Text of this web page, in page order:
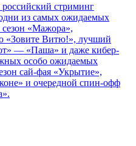
стриминг
из самых ожидаемых
сезон «Мажора»,
«Зовите Витю!», лучший
— «Паша» и даже кибер-
особо ожидаемых
сай-фая «Укрытие»,
и очередной спин-офф